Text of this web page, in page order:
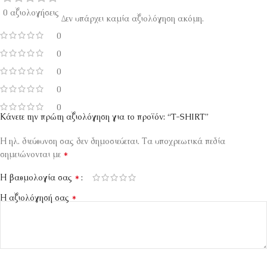
0 αξιολογήσεις
0
0
0
0
0
Δεν υπάρχει καμία αξιολόγηση ακόμη.
Κάνετε την πρώτη αξιολόγηση για το προϊόν: “T-SHIRT”
Η ηλ. διεύθυνση σας δεν δημοσιεύεται. Τα υποχρεωτικά πεδία
σημειώνονται με *
Η βαθμολογία σας *
Η αξιολόγησή σας *